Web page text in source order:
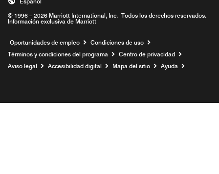
© 1996 – 2026 Marriott International, Inc. Todos los derechos reservados.
Información exclusiva de Marriott
Oportunidades de empleo Abre una ventana nueva
Condiciones de uso
Términos y condiciones del programa
Centro de privacidad
Aviso legal
Accesibilidad digital Mapa del sitio Ayuda